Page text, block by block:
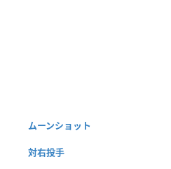
ムーンショット
対右投手